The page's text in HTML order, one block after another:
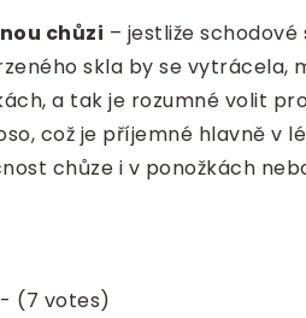
chůzi – jestliže
skla by se vytrácela,
a tak je rozumné volit
což je příjemné hlavně v
chůze i v ponožkách
(7 votes)